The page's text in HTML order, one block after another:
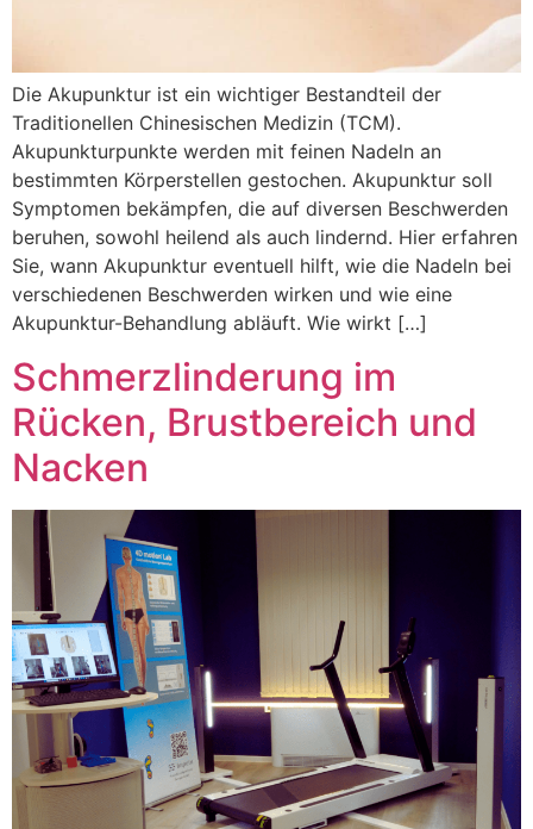
Die Akupunktur ist ein wichtiger Bestandteil der
Traditionellen Chinesischen Medizin (TCM).
Akupunkturpunkte werden mit feinen Nadeln an
bestimmten Körperstellen gestochen. Akupunktur soll
Symptomen bekämpfen, die auf diversen Beschwerden
beruhen, sowohl heilend als auch lindernd. Hier erfahren
Sie, wann Akupunktur eventuell hilft, wie die Nadeln bei
verschiedenen Beschwerden wirken und wie eine
Akupunktur-Behandlung abläuft. Wie wirkt […]
Schmerzlinderung im
Rücken, Brustbereich und
Nacken